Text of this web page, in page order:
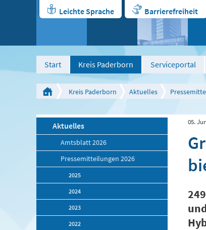
Leichte Sprache Barrierefreiheit
Start Kreis Paderborn Serviceportal
Kreis Paderborn Aktuelles
Aktuelles
Amtsblatt 2026
Pressemitteilungen 2026
2025
2024
2023
2022
05.